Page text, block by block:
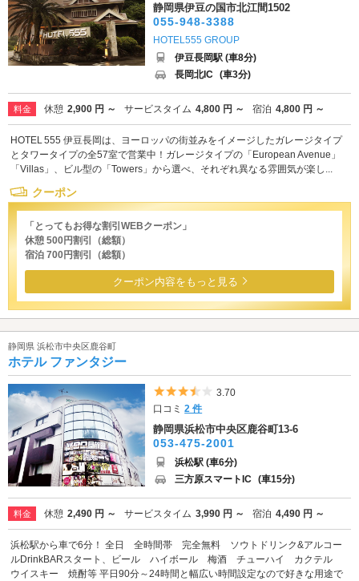
静岡県伊豆の国市北江間1502
055-948-3388
HOTEL555 GROUP
伊豆長岡駅 (車8分)
長岡北IC (車3分)
料金 休憩 2,900 円 ～ サービスタイム 4,800 円 ～ 宿泊 4,800 円 ～
HOTEL 555 伊豆長岡は、ヨーロッパの街並みをイメージしたガレージタイプ
とタワータイプの全57室で営業中！ガレージタイプの「European Avenue」
「Villas」、ビル型の「Towers」から選べ、それぞれ異なる雰囲気が楽し...
クーポン
「とってもお得な割引WEBクーポン」
休憩 500円割引（総額）
宿泊 700円割引（総額）
クーポン内容をもっと見る
静岡県 浜松市中央区鹿谷町
ホテル ファンタジー
5つ星のうち3.5
3.70
口コミ2 件
静岡県浜松市中央区鹿谷町13-6
053-475-2001
浜松駅 (車6分)
三方原スマートIC (車15分)
料金 休憩 2,490 円 ～ サービスタイム 3,990 円 ～ 宿泊 4,490 円 ～
浜松駅から車で6分！ 全日 全時間帯 完全無料 ソウトドリンク&アルコー
ルDrinkBARスタート、ビール ハイボール 梅酒 チューハイ カクテル
ウイスキー 焼酎等 平日90分～24時間と幅広い時間設定なので好きな用途で